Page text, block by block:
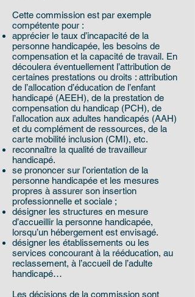
Cette commission est par exemple
compétente pour :
apprécier le taux d’incapacité de la
personne handicapée, les besoins de
compensation et la capacité de travail. En
découlera éventuellement l’attribution de
certaines prestations ou droits : attribution
de l’allocation d’éducation de l’enfant
handicapé (AEEH), de la prestation de
compensation du handicap (PCH), de
l’allocation aux adultes handicapés (AAH)
et du complément de ressources, de la
carte mobilité inclusion (CMI), etc.
reconnaître la qualité de travailleur
handicapé.
se prononcer sur l’orientation de la
personne handicapée et les mesures
propres à assurer son insertion
professionnelle et sociale ;
désigner les structures en mesure
d’accueillir la personne handicapée,
lorsqu’un hébergement est envisagé.
désigner les établissements ou les
services concourant à la rééducation, au
reclassement, à l’accueil de l’adulte
handicapé…
Les décisions de la commission sont